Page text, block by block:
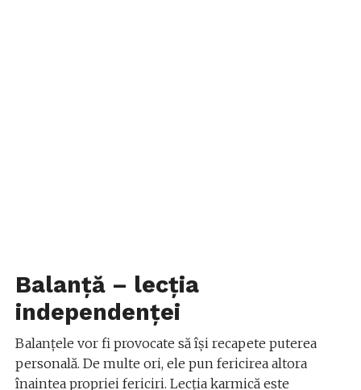
Balanță – lecția
independenței
Balanțele vor fi provocate să își recapete puterea
personală. De multe ori, ele pun fericirea altora
înaintea propriei fericiri. Lecția karmică este